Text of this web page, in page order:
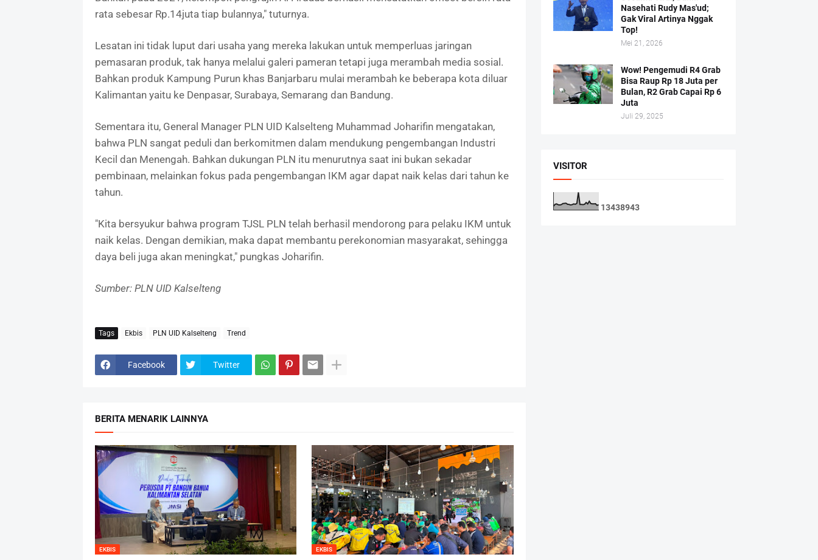
rata sebesar Rp.14juta tiap bulannya," tuturnya.
Lesatan ini tidak luput dari usaha yang mereka lakukan untuk memperluas jaringan
pemasaran produk, tak hanya melalui galeri pameran tetapi juga merambah media sosial.
Bahkan produk Kampung Purun khas Banjarbaru mulai merambah ke beberapa kota diluar
Kalimantan yaitu ke Denpasar, Surabaya, Semarang dan Bandung.
Sementara itu, General Manager PLN UID Kalselteng Muhammad Joharifin mengatakan,
bahwa PLN sangat peduli dan berkomitmen dalam mendukung pengembangan Industri
Kecil dan Menengah. Bahkan dukungan PLN itu menurutnya saat ini bukan sekadar
pembinaan, melainkan fokus pada pengembangan IKM agar dapat naik kelas dari tahun ke
tahun.
"Kita bersyukur bahwa program TJSL PLN telah berhasil mendorong para pelaku IKM untuk
naik kelas. Dengan demikian, maka dapat membantu perekonomian masyarakat, sehingga
daya beli juga akan meningkat," pungkas Joharifin.
Sumber: PLN UID Kalselteng
Tags Ekbis PLN UID Kalselteng Trend
Facebook Twitter
BERITA MENARIK LAINNYA
EKBIS EKBIS
Nasehati Rudy Mas'ud;
Gak Viral Artinya Nggak
Top!
Mei 21, 2026
Wow! Pengemudi R4 Grab
Bisa Raup Rp 18 Juta per
Bulan, R2 Grab Capai Rp 6
Juta
Juli 29, 2025
VISITOR
13438943